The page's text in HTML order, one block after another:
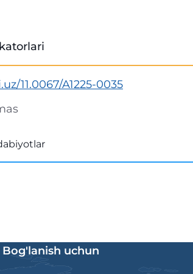
11.0067/A1225-0035
Bog'lanish uchun